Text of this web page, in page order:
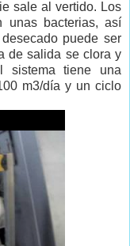
sale al vertido. Los
unas bacterias, así
puede ser
de salida se clora y
sistema tiene una
m3/día y un ciclo